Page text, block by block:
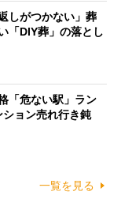
しがつかない」葬
「DIY葬」の落とし
「危ない駅」ラン
ョン売れ行き鈍
一覧を見る